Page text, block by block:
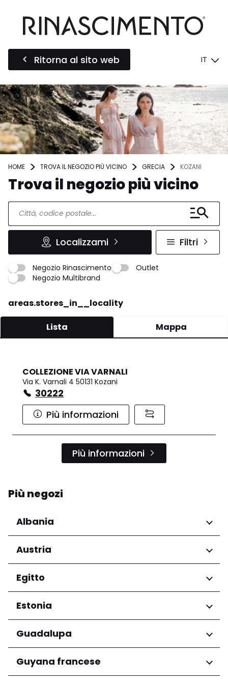
Ritorna al sito web IT
HOME TROVA IL NEGOZIO PIÙ VICINO GRECIA KOZANI
Trova il negozio più vicino
Localizzami Filtri
Negozio Rinascimento
Outlet
Negozio Multibrand
areas.stores_in__locality
Lista Mappa
COLLEZIONE VIA VARNALI
Via K. Varnali 4 50131 Kozani
30222
Più informazioni
Più informazioni
Più negozi
Albania
Regioni
Qarku i Tiranës
Austria
Regioni
Niederösterreich
Salzburg
Wien
Egitto
Regioni
Governatorato del Cairo
Estonia
Regioni
Harju maakond
Tartu maakond
Guadalupa
Regioni
Grande-Terre
Guyana francese